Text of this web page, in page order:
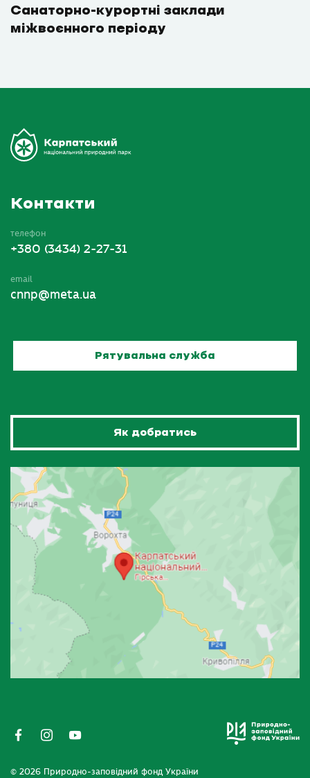
Санаторно-курортні заклади
міжвоєнного періоду
Контакти
телефон
+380 (3434) 2-27-31
email
cnnp@meta.ua
Рятувальна служба
Як добратись
© 2026 Природно-заповідний фонд України